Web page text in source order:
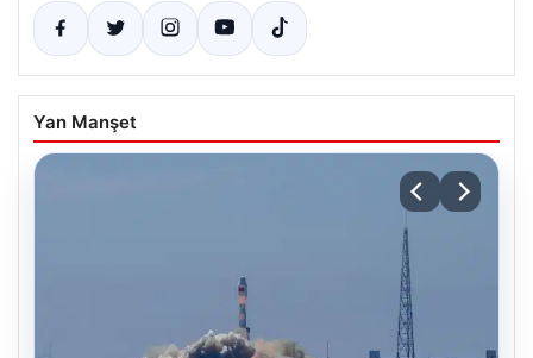
Yan Manşet